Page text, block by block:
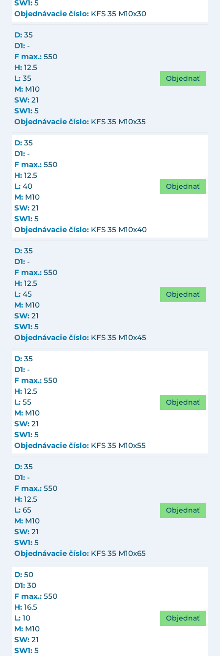
SW1: 5
Objednávacie číslo: KFS 35 M10x30
D: 35
D1: -
F max.: 550
H: 12.5
L: 35
M: M10
SW: 21
SW1: 5
Objednávacie číslo: KFS 35 M10x35
Objednať
D: 35
D1: -
F max.: 550
H: 12.5
L: 40
M: M10
SW: 21
SW1: 5
Objednávacie číslo: KFS 35 M10x40
Objednať
D: 35
D1: -
F max.: 550
H: 12.5
L: 45
M: M10
SW: 21
SW1: 5
Objednávacie číslo: KFS 35 M10x45
Objednať
D: 35
D1: -
F max.: 550
H: 12.5
L: 55
M: M10
SW: 21
SW1: 5
Objednávacie číslo: KFS 35 M10x55
Objednať
D: 35
D1: -
F max.: 550
H: 12.5
L: 65
M: M10
SW: 21
SW1: 5
Objednávacie číslo: KFS 35 M10x65
Objednať
D: 50
D1: 30
F max.: 550
H: 16.5
L: 10
M: M10
SW: 21
SW1: 5
Objednať